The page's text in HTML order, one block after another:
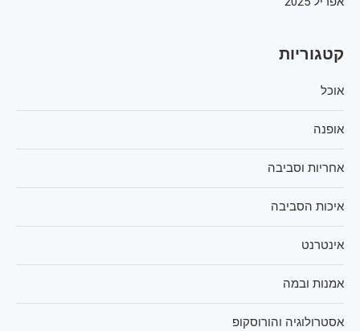
קטגוריות
אוכל
אופנה
אחריות וסביבה
איכות הסביבה
אינטרנט
אמנות ובמה
אסטרולוגיה והורוסקופ